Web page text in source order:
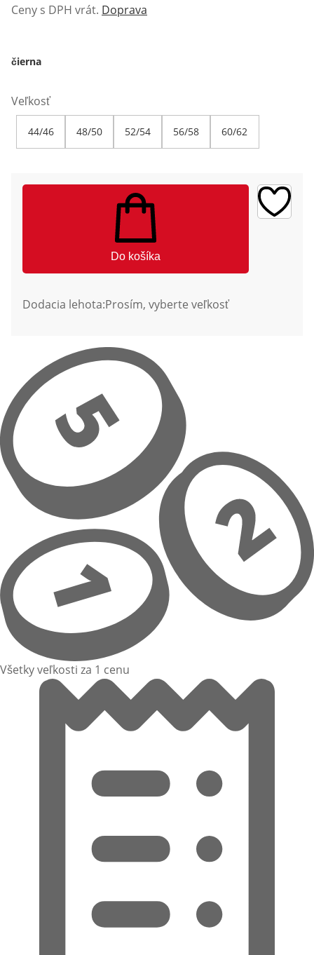
Ceny s DPH vrát. Doprava
čierna
Veľkosť
44/46 48/50 52/54 56/58 60/62
Do košíka
Dodacia lehota:Prosím, vyberte veľkosť
Všetky veľkosti za 1 cenu